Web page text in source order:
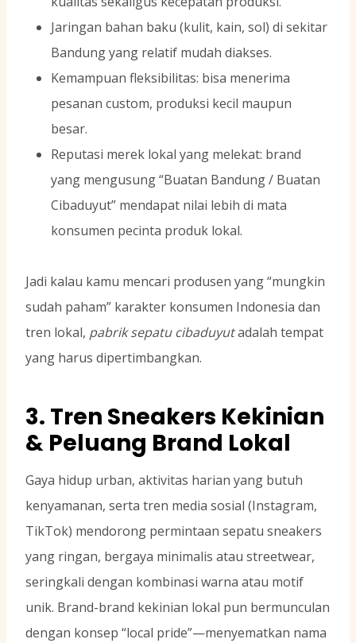
Jaringan bahan baku (kulit, kain, sol) di sekitar
Bandung yang relatif mudah diakses.
Kemampuan fleksibilitas: bisa menerima
pesanan custom, produksi kecil maupun
besar.
Reputasi merek lokal yang melekat: brand
yang mengusung “Buatan Bandung / Buatan
Cibaduyut” mendapat nilai lebih di mata
konsumen pecinta produk lokal.
Jadi kalau kamu mencari produsen yang “mungkin
sudah paham” karakter konsumen Indonesia dan
tren lokal, pabrik sepatu cibaduyutadalah tempat
yang harus dipertimbangkan.
3. Tren Sneakers Kekinian
& Peluang Brand Lokal
Gaya hidup urban, aktivitas harian yang butuh
kenyamanan, serta tren media sosial (Instagram,
TikTok) mendorong permintaan sepatu sneakers
yang ringan, bergaya minimalis atau streetwear,
seringkali dengan kombinasi warna atau motif
unik. Brand-brand kekinian lokal pun bermunculan
dengan konsep “local pride”—menyematkan nama